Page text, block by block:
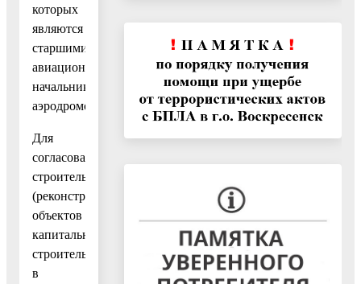
которых
являются
старшими
авиационными
начальниками
аэродромов.
Для
согласования
строительства
(реконструкции)
объектов
капитального
строительства
в